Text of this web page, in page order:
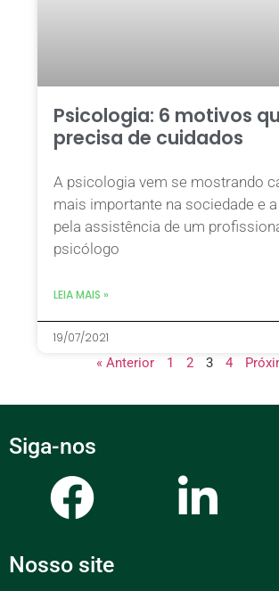
Psicologia: 6 motivos
precisa de cuidados
A psicologia vem se mostrando
mais importante na sociedade e
pela assistência de um
psicólogo
LEIA MAIS »
19/07/2021
« Anterior 1 2 3 4
Siga-nos
Nosso site